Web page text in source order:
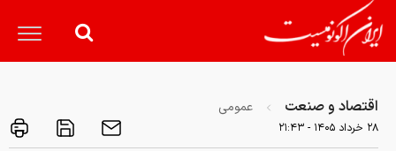
اقتصاد و صنعت عمومی
۲۸ خرداد ۱۴۰۵ - ۲۱:۴۳